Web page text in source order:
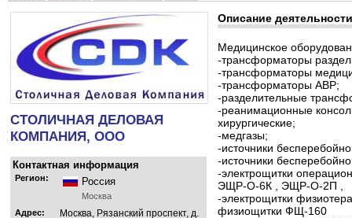
СТОЛИЧНАЯ ДЕЛОВАЯ
КОМПАНИЯ, ООО
Контактная информация
Регион: Россия
Москва
Адрес:
Москва, Рязанский проспект, д.
Описание деятельности
Медицинское
-трансформаторы
-трансформаторы
-трансформаторы АВР;
-разделительные
-реанимационные
хирургические;
-медгазы;
-источники
-источники
-электрощитки
ЭЩР-О-6К , ЭЩР-О-2П ,
-электрощитки
физиощитки ФЩ-160